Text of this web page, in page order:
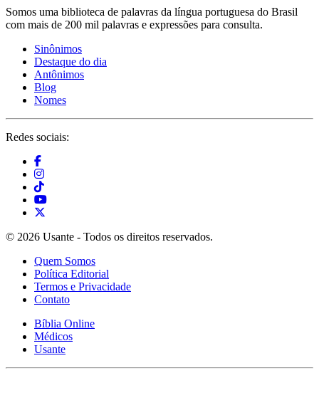
Somos uma biblioteca de palavras da língua portuguesa do Brasil
com mais de 200 mil palavras e expressões para consulta.
Sinônimos
Destaque do dia
Antônimos
Blog
Nomes
Redes sociais:
© 2026 Usante - Todos os direitos reservados.
Quem Somos
Política Editorial
Termos e Privacidade
Contato
Bíblia Online
Médicos
Usante